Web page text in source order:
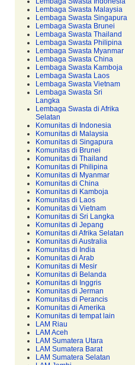
Lembaga Swasta Malaysia
Lembaga Swasta Singapura
Lembaga Swasta Brunei
Lembaga Swasta Thailand
Lembaga Swasta Philipina
Lembaga Swasta Myanmar
Lembaga Swasta China
Lembaga Swasta Kamboja
Lembaga Swasta Laos
Lembaga Swasta Vietnam
Lembaga Swasta Sri
Langka
Lembaga Swasta di Afrika
Selatan
Komunitas di Indonesia
Komunitas di Malaysia
Komunitas di Singapura
Komunitas di Brunei
Komunitas di Thailand
Komunitas di Philipina
Komunitas di Myanmar
Komunitas di China
Komunitas di Kamboja
Komunitas di Laos
Komunitas di Vietnam
Komunitas di Sri Langka
Komunitas di Jepang
Komunitas di Afrika Selatan
Komunitas di Australia
Komunitas di India
Komunitas di Arab
Komunitas di Mesir
Komunitas di Belanda
Komunitas di Inggris
Komunitas di Jerman
Komunitas di Perancis
Komunitas di Amerika
Komunitas di tempat lain
LAM Riau
LAM Aceh
LAM Sumatera Utara
LAM Sumatera Barat
LAM Sumatera Selatan